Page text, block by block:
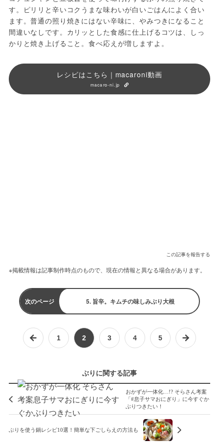
す。ピリリと辛いコクうまな味わいが白いごはんによく合い
ます。普通の照り焼きにはない辛味に、やみつきになること
間違いなしです。カリッとした食感に仕上げるコツは、しっ
かりと焼き上げること。食べ応えが増しますよ。
レシピはこちら｜macaroni動画
macaro-ni.jp
この記事を報告する
※掲載情報は記事制作時点のもので、現在の情報と異なる場合があります。
次のページ 5. 旨辛。キムチの味しみぶり大根
1 2 3 4 5
ぶりに関する記事
おかずが一体化…!? そらさん考案
「#息子サマおにぎり」に今すぐか
ぶりつきたい！
ぶりを使う鍋レシピ10選！簡単な下ごしらえの方法も